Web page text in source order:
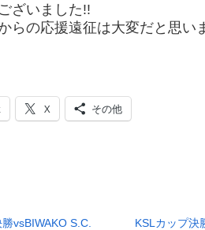
ざいました!!
らの応援遠征は大変だと思い
X その他
vsBIWAKO S.C.
KSLカップ決